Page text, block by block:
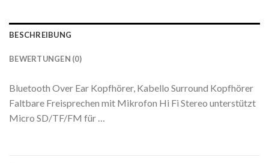
BESCHREIBUNG
BEWERTUNGEN (0)
Bluetooth Over Ear Kopfhörer, Kabello Surround Kopfhörer
Faltbare Freisprechen mit Mikrofon Hi Fi Stereo unterstützt
Micro SD/TF/FM für …